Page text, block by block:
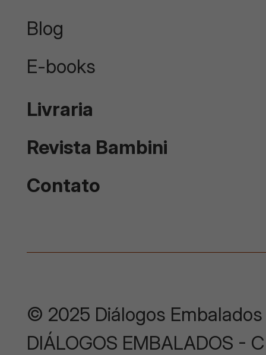
Blog
E-books
Livraria
Revista Bambini
Contato
© 2025 Diálogos Embalados
DIÁLOGOS EMBALADOS -